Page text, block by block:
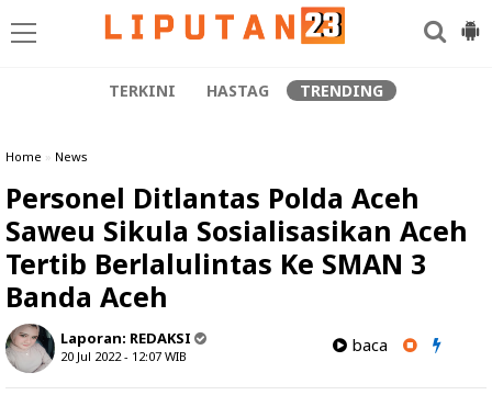
TERKINI HASTAG TRENDING
Home » News
Personel Ditlantas Polda Aceh
Saweu Sikula Sosialisasikan Aceh
Tertib Berlalulintas Ke SMAN 3
Banda Aceh
Laporan: REDAKSI
20 Jul 2022 - 12:07 WIB
baca